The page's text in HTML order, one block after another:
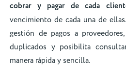
cobrar y pagar de cada
vencimiento de cada una de
gestión de pagos a
duplicados y posibilita
manera rápida y sencilla.